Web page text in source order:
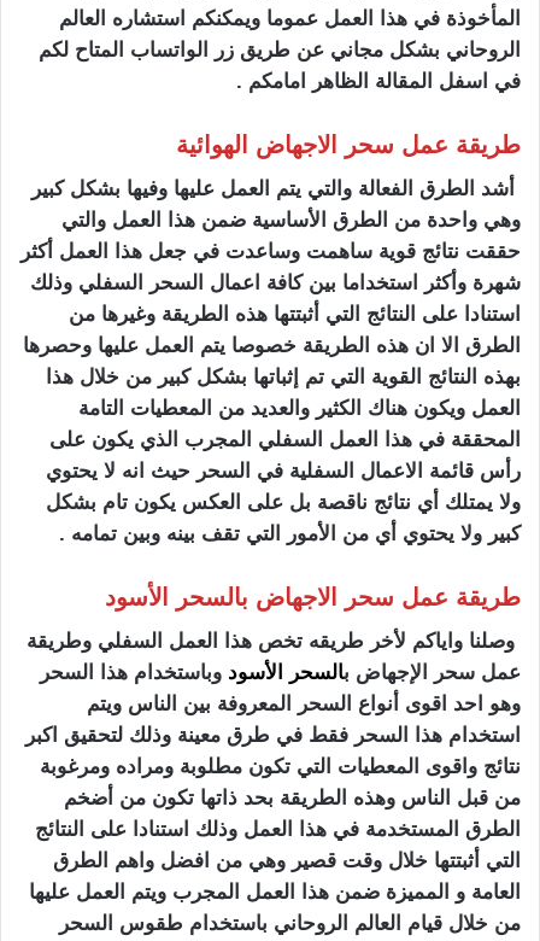
المأخوذة في هذا العمل عموما ويمكنكم استشاره العالم
الروحاني بشكل مجاني عن طريق زر الواتساب المتاح لكم
في اسفل المقالة الظاهر امامكم .
طريقة عمل سحر الاجهاض الهوائية
أشد الطرق الفعالة والتي يتم العمل عليها وفيها بشكل كبير
وهي واحدة من الطرق الأساسية ضمن هذا العمل والتي
حققت نتائج قوية ساهمت وساعدت في جعل هذا العمل أكثر
شهرة وأكثر استخداما بين كافة اعمال السحر السفلي وذلك
استنادا على النتائج التي أثبتتها هذه الطريقة وغيرها من
الطرق الا ان هذه الطريقة خصوصا يتم العمل عليها وحصرها
بهذه النتائج القوية التي تم إثباتها بشكل كبير من خلال هذا
العمل ويكون هناك الكثير والعديد من المعطيات التامة
المحققة في هذا العمل السفلي المجرب الذي يكون على
رأس قائمة الاعمال السفلية في السحر حيث انه لا يحتوي
ولا يمتلك أي نتائج ناقصة بل على العكس يكون تام بشكل
كبير ولا يحتوي أي من الأمور التي تقف بينه وبين تمامه .
طريقة عمل سحر الاجهاض بالسحر الأسود
وصلنا واياكم لأخر طريقه تخص هذا العمل السفلي وطريقة
عمل سحر الإجهاض بالسحر الأسود وباستخدام هذا السحر
وهو احد اقوى أنواع السحر المعروفة بين الناس ويتم
استخدام هذا السحر فقط في طرق معينة وذلك لتحقيق اكبر
نتائج واقوى المعطيات التي تكون مطلوبة ومراده ومرغوبة
من قبل الناس وهذه الطريقة بحد ذاتها تكون من أضخم
الطرق المستخدمة في هذا العمل وذلك استنادا على النتائج
التي أثبتتها خلال وقت قصير وهي من افضل واهم الطرق
العامة و المميزة ضمن هذا العمل المجرب ويتم العمل عليها
من خلال قيام العالم الروحاني باستخدام طقوس السحر